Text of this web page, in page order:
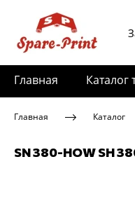
Главная Каталог
Главная Каталог
SN 380-HOW SH